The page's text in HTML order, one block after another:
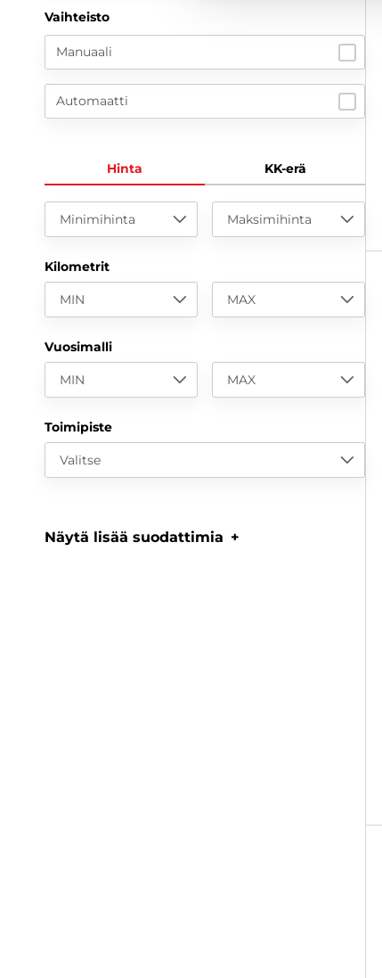
Vaihteisto
Manuaali
Automaatti
Hinta KK-erä
Minimihinta Maksimihinta
Kilometrit
MIN MAX
Vuosimalli
MIN MAX
Toimipiste
Valitse
Näytä lisää suodattimia